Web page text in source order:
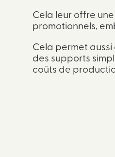
Cela leur offre
promotionnels,
Cela permet aussi
des supports
coûts de